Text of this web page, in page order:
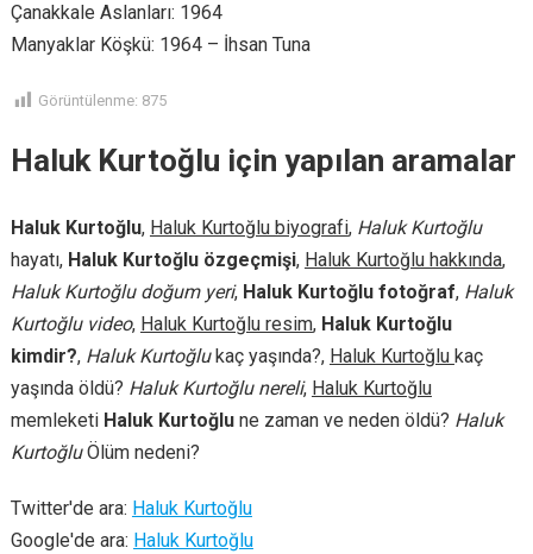
Çanakkale Aslanları: 1964
Manyaklar Köşkü: 1964 – İhsan Tuna
Görüntülenme: 875
Haluk Kurtoğlu için yapılan aramalar
Haluk Kurtoğlu, Haluk Kurtoğlu biyografi, Haluk Kurtoğlu
hayatı, Haluk Kurtoğlu özgeçmişi, Haluk Kurtoğlu hakkında,
Haluk Kurtoğlu doğum yeri, Haluk Kurtoğlu fotoğraf, Haluk
Kurtoğlu video, Haluk Kurtoğlu resim, Haluk Kurtoğlu
kimdir?, Haluk Kurtoğlukaç yaşında?, Haluk Kurtoğlu kaç
yaşında öldü? Haluk Kurtoğlu nereli, Haluk Kurtoğlu
memleketi Haluk Kurtoğlune zaman ve neden öldü? Haluk
KurtoğluÖlüm nedeni?
Twitter'de ara: Haluk Kurtoğlu
Google'de ara: Haluk Kurtoğlu